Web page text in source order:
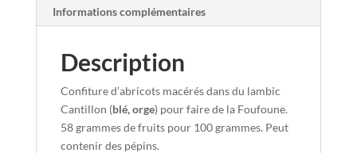
Informations complémentaires
Description
Confiture d’abricots macérés dans du lambic
Cantillon (blé, orge) pour faire de la Foufoune.
58 grammes de fruits pour 100 grammes. Peut
contenir des pépins.